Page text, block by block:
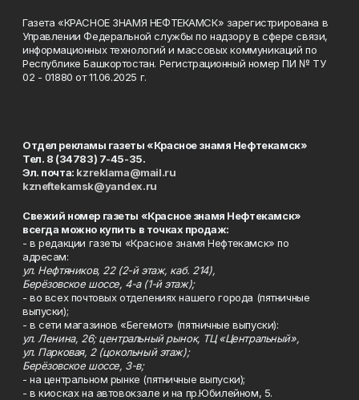
Газета «КРАСНОЕ ЗНАМЯ НЕФТЕКАМСК» зарегистрирована в
Управлении Федеральной службы по надзору в сфере связи,
информационных технологий и массовых коммуникаций по
Республике Башкортостан. Регистрационный номер ПИ № ТУ
02 - 01880 от 11.06.2025 г.
Отдел рекламы газеты «Красное знамя Нефтекамск»
Тел. 8 (34783) 7-45-35.
Эл. почта: kzreklama@mail.ru
kzneftekamsk@yandex.ru
Свежий номер газеты «Красное знамя Нефтекамск»
всегда можно купить в точках продаж:
- в редакции газеты «Красное знамя Нефтекамск» по
адресам:
ул. Нефтяников, 22 (2-й этаж, каб. 214),
Берёзовское шоссе, 4-а (1-й этаж);
- во всех почтовых отделениях нашего города (пятничные
выпуски);
- в сети магазинов «Бегемот» (пятничные выпуски):
ул. Ленина, 26; центральный рынок, ТЦ «Центральный»,
ул. Парковая, 2 (цокольный этаж);
Берёзовское шоссе, 3-в;
- на центральном рынке (пятничные выпуски);
- в киосках на автовокзале и на пр.Юбилейном, 5.